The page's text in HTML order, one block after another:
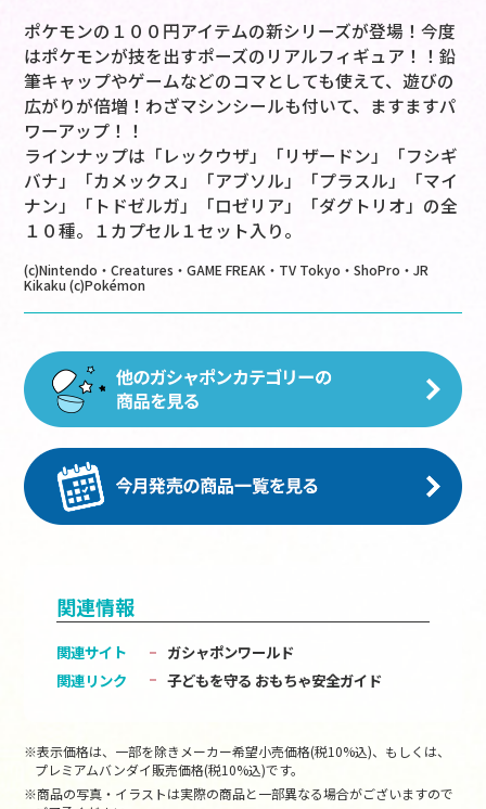
ポケモンの１００円アイテムの新シリーズが登場！今度
はポケモンが技を出すポーズのリアルフィギュア！！鉛
筆キャップやゲームなどのコマとしても使えて、遊びの
広がりが倍増！わざマシンシールも付いて、ますますパ
ワーアップ！！
ラインナップは「レックウザ」「リザードン」「フシギ
バナ」「カメックス」「アブソル」「プラスル」「マイ
ナン」「トドゼルガ」「ロゼリア」「ダグトリオ」の全
１０種。１カプセル１セット入り。
(c)Nintendo・Creatures・GAME FREAK・TV Tokyo・ShoPro・JR
Kikaku (c)Pokémon
関連情報
関連サイト
ガシャポンワールド
関連リンク
子どもを守る おもちゃ安全ガイド
※表示価格は、一部を除きメーカー希望小売価格(税10%込)、もしくは、
プレミアムバンダイ販売価格(税10%込)です。
※商品の写真・イラストは実際の商品と一部異なる場合がございますので